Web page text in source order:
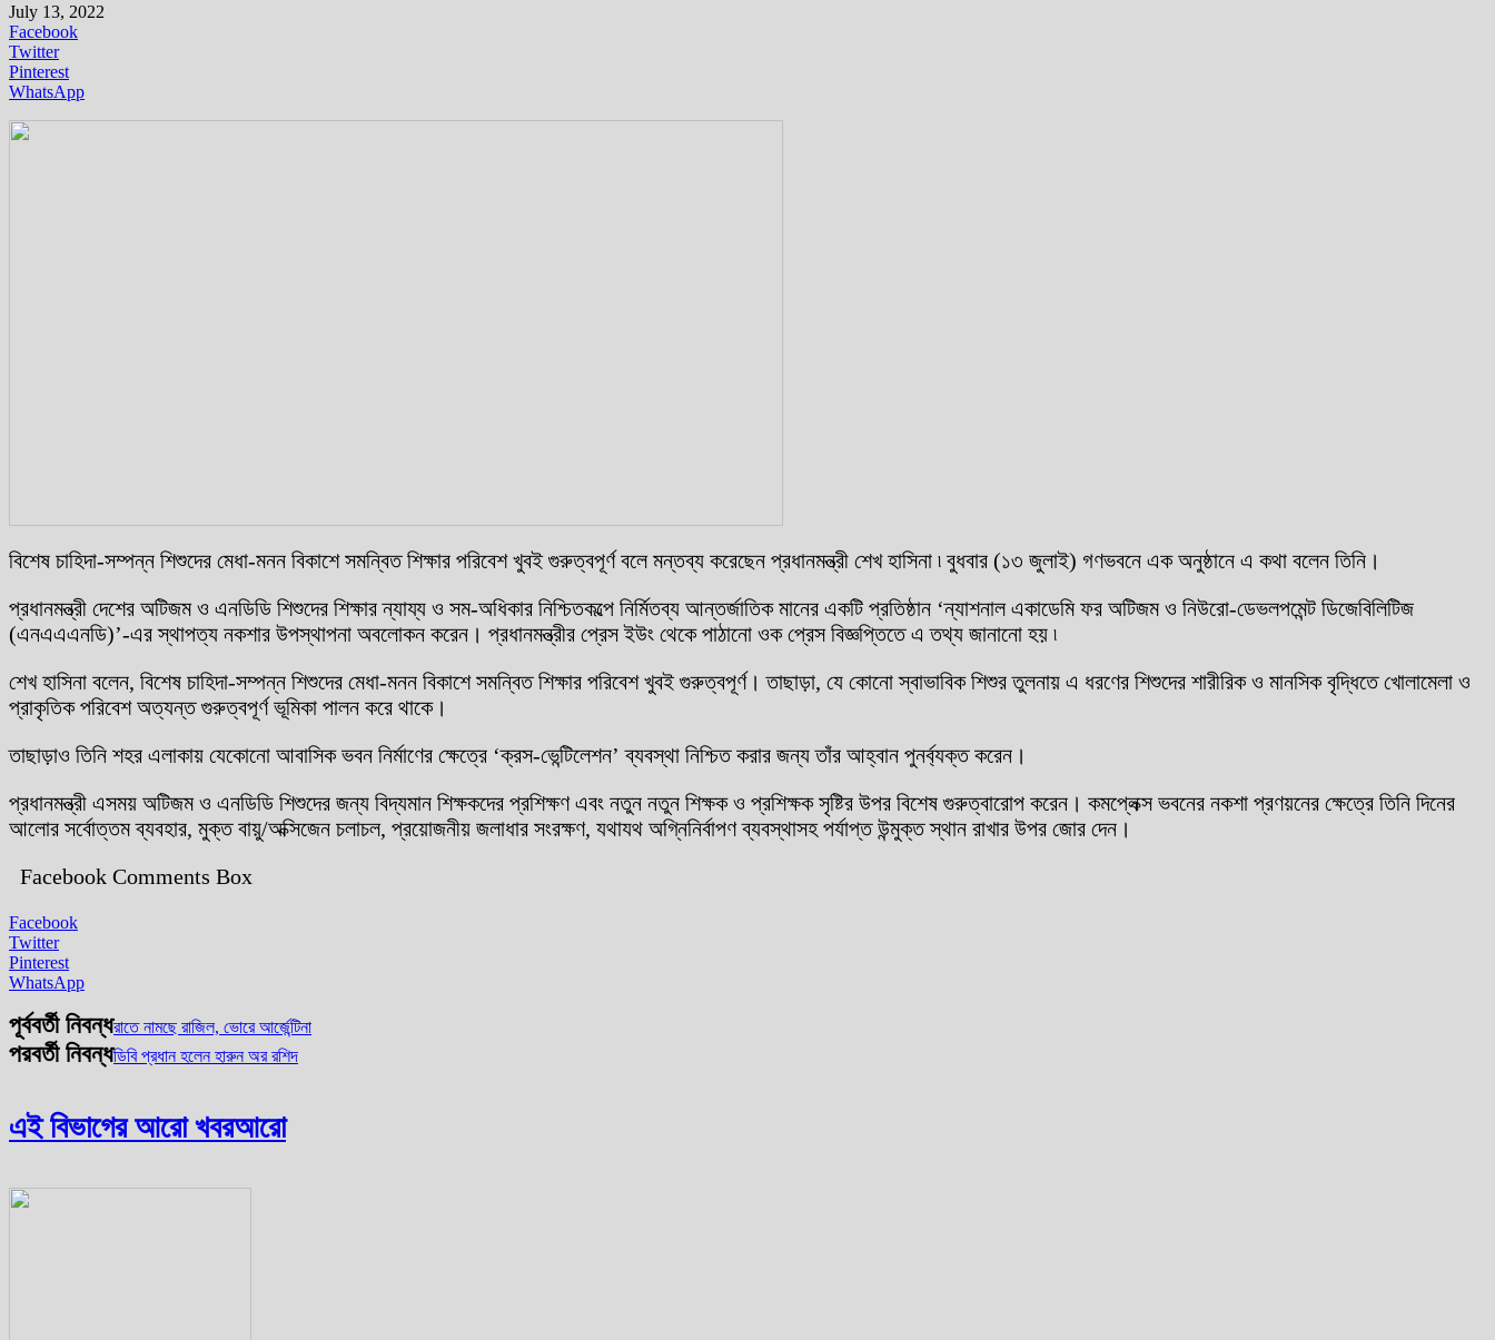
July 13, 2022
Facebook
Twitter
Pinterest
WhatsApp
বিশেষ চাহিদা-সম্পন্ন শিশুদের মেধা-মনন বিকাশে সমন্বিত শিক্ষার পরিবেশ খুবই গুরুত্বপূর্ণ বলে মন্তব্য করেছেন প্রধানমন্ত্রী শেখ হাসিনা ৷ বুধবার (১৩ জুলাই) গণভবনে এক অনুষ্ঠানে এ কথা বলেন তিনি।
প্রধানমন্ত্রী দেশের অটিজম ও এনডিডি শিশুদের শিক্ষার ন্যায্য ও সম-অধিকার নিশ্চিতকল্পে নির্মিতব্য আন্তর্জাতিক মানের একটি প্রতিষ্ঠান ‘ন্যাশনাল একাডেমি ফর অটিজম ও নিউরো-ডেভলপমেন্ট ডিজেবিলিটিজ
(এনএএএনডি)’-এর স্থাপত্য নকশার উপস্থাপনা অবলোকন করেন। প্রধানমন্ত্রীর প্রেস ইউং থেকে পাঠানো ওক প্রেস বিজ্ঞপ্তিতে এ তথ্য জানানো হয় ৷
শেখ হাসিনা বলেন, বিশেষ চাহিদা-সম্পন্ন শিশুদের মেধা-মনন বিকাশে সমন্বিত শিক্ষার পরিবেশ খুবই গুরুত্বপূর্ণ। তাছাড়া, যে কোনো স্বাভাবিক শিশুর তুলনায় এ ধরণের শিশুদের শারীরিক ও মানসিক বৃদ্ধিতে খোলামেলা ও
প্রাকৃতিক পরিবেশ অত্যন্ত গুরুত্বপূর্ণ ভূমিকা পালন করে থাকে।
তাছাড়াও তিনি শহর এলাকায় যেকোনো আবাসিক ভবন নির্মাণের ক্ষেত্রে ‘ক্রস-ভেন্টিলেশন’ ব্যবস্থা নিশ্চিত করার জন্য তাঁর আহ্বান পুনর্ব্যক্ত করেন।
প্রধানমন্ত্রী এসময় অটিজম ও এনডিডি শিশুদের জন্য বিদ্যমান শিক্ষকদের প্রশিক্ষণ এবং নতুন নতুন শিক্ষক ও প্রশিক্ষক সৃষ্টির উপর বিশেষ গুরুত্বারোপ করেন। কমপ্লেক্স ভবনের নকশা প্রণয়নের ক্ষেত্রে তিনি দিনের
আলোর সর্বোত্তম ব্যবহার, মুক্ত বায়ু/অক্সিজেন চলাচল, প্রয়োজনীয় জলাধার সংরক্ষণ, যথাযথ অগ্নিনির্বাপণ ব্যবস্থাসহ পর্যাপ্ত উন্মুক্ত স্থান রাখার উপর জোর দেন।
Facebook Comments Box
Facebook
Twitter
Pinterest
WhatsApp
পূর্ববর্তী নিবন্ধরাতে নামছে রাজিল, ভোরে আর্জেন্টিনা
পরবর্তী নিবন্ধডিবি প্রধান হলেন হারুন অর রশিদ
এই বিভাগের আরো খবরআরো